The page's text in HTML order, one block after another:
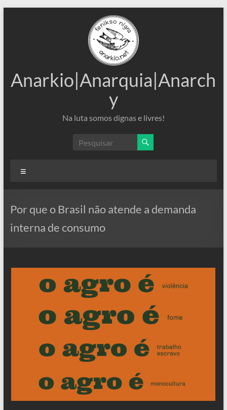
Anarkio|Anarquia|Anarch
y
Na luta somos dignas e livres!
Por que o Brasil não atende a demanda
interna de consumo